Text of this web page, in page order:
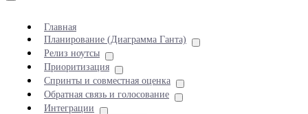
Главная
Планирование (Диаграмма Ганта)
Релиз ноутсы
Приоритизация
Спринты и совместная оценка
Обратная связь и голосование
Интеграции